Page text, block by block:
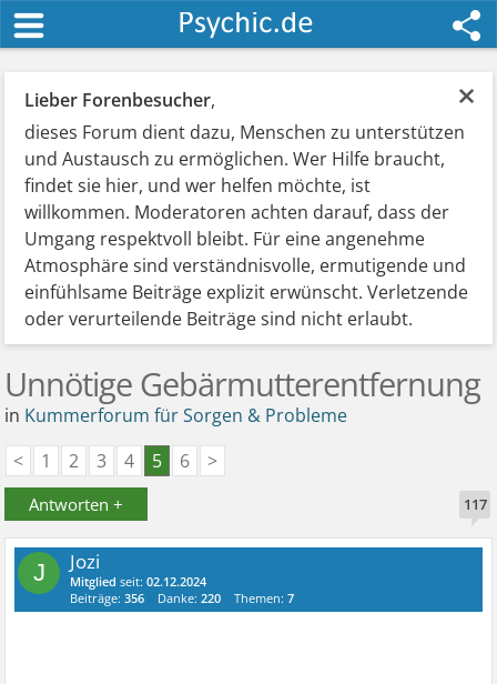
×
Lieber Forenbesucher,
dieses Forum dient dazu, Menschen zu unterstützen
und Austausch zu ermöglichen. Wer Hilfe braucht,
findet sie hier, und wer helfen möchte, ist
willkommen. Moderatoren achten darauf, dass der
Umgang respektvoll bleibt. Für eine angenehme
Atmosphäre sind verständnisvolle, ermutigende und
einfühlsame Beiträge explizit erwünscht. Verletzende
oder verurteilende Beiträge sind nicht erlaubt.
Unnötige Gebärmutterentfernung
in Kummerforum für Sorgen & Probleme
<
1 2 3 4 5 6 >
Antworten + 117
J Jozi
Mitglied seit:02.12.2024
Beiträge:356 Danke:220 Themen:7